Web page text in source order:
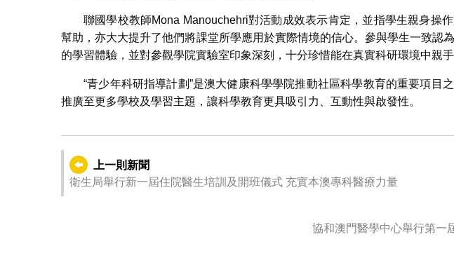
聯國學校教師Mona Manouchehri對活動成效表示肯定，並指學生親身操
幫助，亦大大提升了他們將課堂所學應用於實際情境的信心。參與學生一致認
的學習體驗，並對參觀學院實驗室印象深刻，十分珍惜能在真實科研環境中親手
“青少年科研指導計劃”是澳大健康科學學院推動社區科學教育的重要項目
推廣至更多學校及學習主題，讓科學教育更具吸引力、互動性與啟發性。
上一則新聞
衛生局舉行新一屆住院醫生培訓及開班儀式 充實本澳專科醫療力量
協和澳門醫學中心舉行第一